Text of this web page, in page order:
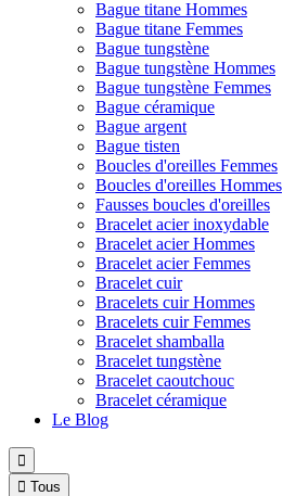
Bague titane Hommes
Bague titane Femmes
Bague tungstène
Bague tungstène Hommes
Bague tungstène Femmes
Bague céramique
Bague argent
Bague tisten
Boucles d'oreilles Femmes
Boucles d'oreilles Hommes
Fausses boucles d'oreilles
Bracelet acier inoxydable
Bracelet acier Hommes
Bracelet acier Femmes
Bracelet cuir
Bracelets cuir Hommes
Bracelets cuir Femmes
Bracelet shamballa
Bracelet tungstène
Bracelet caoutchouc
Bracelet céramique
Le Blog

 Tous